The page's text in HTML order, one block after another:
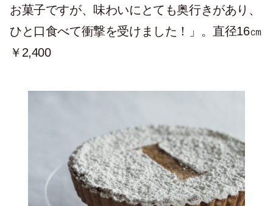
お菓子ですが、味わいにとても奥行きがあり、
ひと口食べて衝撃を受けました！」。直径16㎝
￥2,400